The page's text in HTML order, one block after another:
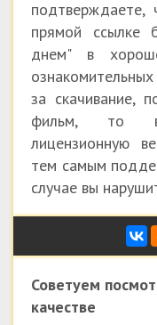
подтверждаете,
прямой ссылке
днем" в
за скачивание,
фильм, то
лицензионную
тем самым
случае вы
Советуем
качестве